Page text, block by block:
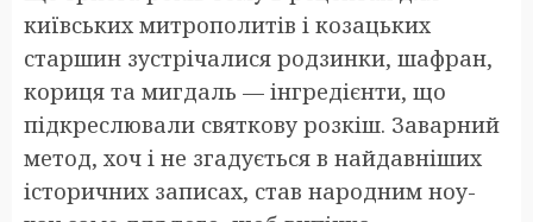
київських митрополитів і козацьких
старшин зустрічалися родзинки, шафран,
кориця та мигдаль — інгредієнти, що
підкреслювали святкову розкіш. Заварний
метод, хоч і не згадується в найдавніших
історичних записах, став народним ноу-